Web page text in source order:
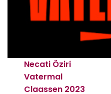
Necati Öziri
Vatermal
Claassen 2023